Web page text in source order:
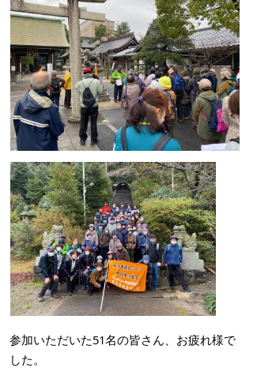
参加いただいた51名の皆さん、お疲れ様で
した。